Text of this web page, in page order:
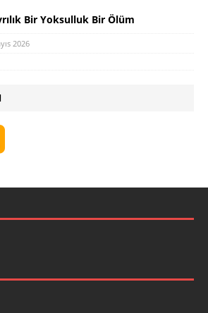
Bir Yoksulluk Bir Ölüm
2026